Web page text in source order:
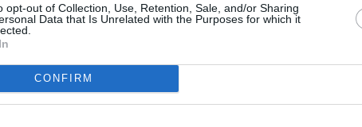
opt-out of Collection, Use, Retention, Sale, and/or Sharing
Data that Is Unrelated with the Purposes for which it
CONFIRM